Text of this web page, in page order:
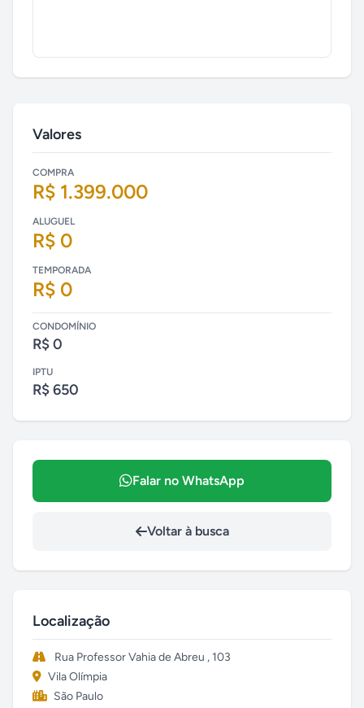
Valores
COMPRA
R$ 1.399.000
ALUGUEL
R$ 0
TEMPORADA
R$ 0
CONDOMÍNIO
R$ 0
IPTU
R$ 650
Falar no WhatsApp
Voltar à busca
Localização
Rua Professor Vahia de Abreu , 103
Vila Olímpia
São Paulo